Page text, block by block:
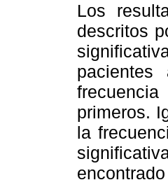
Los
descritos
primeros.
la